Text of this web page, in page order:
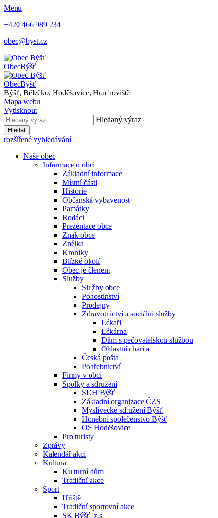
Menu
+420 466 989 234
obec@byst.cz
ObecBýšť
ObecBýšť
Býšť, Bělečko, Hoděšovice, Hrachoviště
Mapa webu
Vytisknout
Hledaný výraz
Hledat
rozšířené vyhledávání
Naše obec
Informace o obci
Základní informace
Místní části
Historie
Občanská vybavenost
Památky
Rodáci
Prezentace obce
Znak obce
Znělka
Kroniky
Blízké okolí
Obec je členem
Služby
Služby obce
Pohostinství
Prodejny
Zdravotnictví a sociální služby
Lékaři
Lékárna
Dům s pečovatelskou službou
Oblastní charita
Česká pošta
Pohřebnictví
Firmy v obci
Spolky a sdružení
SDH Býšť
Základní organizace ČZS
Myslivecké sdružení Býšť
Honební společenstvo Býšť
OS Hoděšovice
Pro turisty
Zprávy
Kalendář akcí
Kultura
Kulturní dům
Tradiční akce
Sport
Hřiště
Tradiční sportovní akce
SK Býšť, z.s